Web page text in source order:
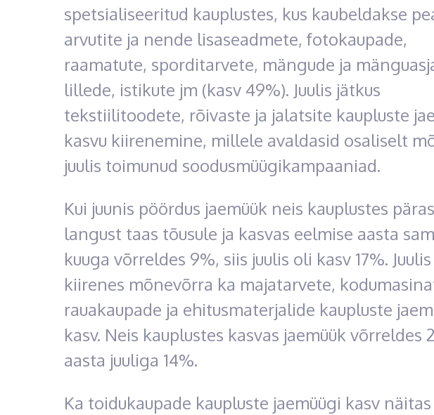
spetsialiseeritud kauplustes, kus kaubeldakse
arvutite ja nende lisaseadmete, fotokaupade,
raamatute, sporditarvete, mängude ja
lillede, istikute jm (kasv 49%). Juulis jätkus
tekstiilitoodete, rõivaste ja jalatsite kaupluste
kasvu kiirenemine, millele avaldasid osaliselt
juulis toimunud soodusmüügikampaaniad.
Kui juunis pöördus jaemüük neis kauplustes
langust taas tõusule ja kasvas eelmise aasta
kuuga võrreldes 9%, siis juulis oli kasv 17%. Juulis
kiirenes mõnevõrra ka majatarvete,
rauakaupade ja ehitusmaterjalide kaupluste
kasv. Neis kauplustes kasvas jaemüük võrreldes
aasta juuliga 14%.
Ka toidukaupade kaupluste jaemüügi kasv